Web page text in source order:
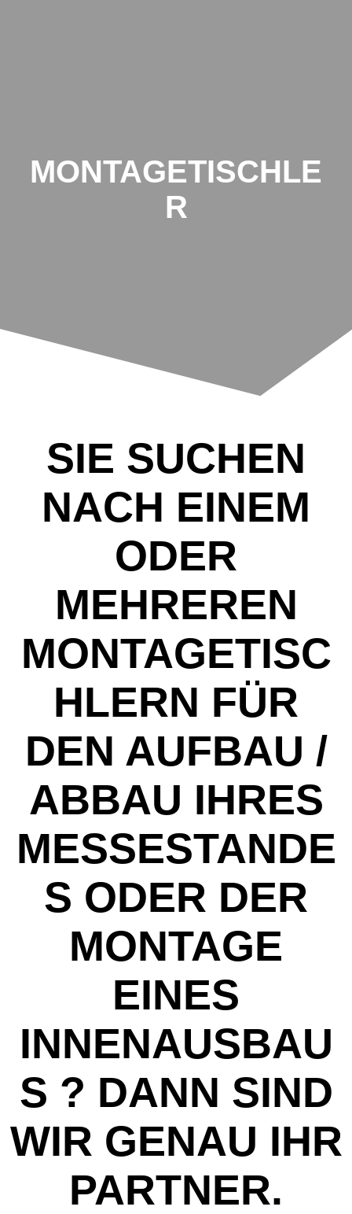
MONTAGETISCHLE
R
SIE SUCHEN
NACH EINEM
ODER
MEHREREN
MONTAGETISC
HLERN FÜR
DEN AUFBAU /
ABBAU IHRES
MESSESTANDE
S ODER DER
MONTAGE
EINES
INNENAUSBAU
S ? DANN SIND
WIR GENAU IHR
PARTNER.